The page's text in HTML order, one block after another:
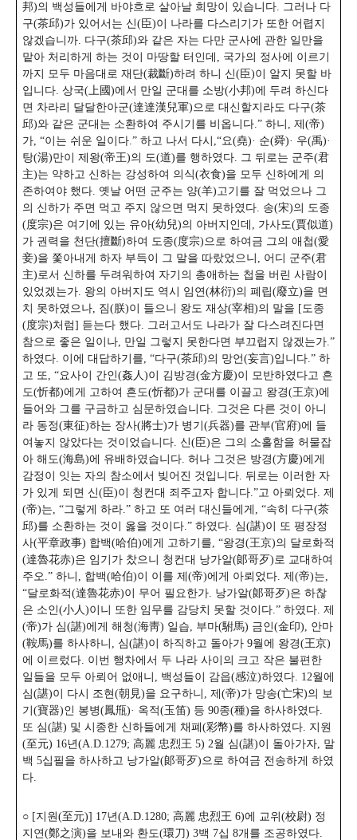
邦)의 백성들에게 바야흐로 살아날 희망이 있습니다. 그러나 다
구(茶邱)가 있어서는 신(臣)이 나라를 다스리기가 또한 어렵지
않겠습니까. 다구(茶邱)와 같은 자는 다만 군사에 관한 일만을
맡아 처리하게 하는 것이 마땅할 터인데, 국가의 정사에 이르기
까지 모두 마음대로 재단(裁斷)하려 하니 신(臣)이 알지 못할 바
입니다. 상국(上國)에서 만일 군대를 소방(小邦)에 두려 하신다
면 차라리 달달한아군(達達漢兒軍)으로 대신할지라도 다구(茶
邱)와 같은 군대는 소환하여 주시기를 비옵니다.” 하니, 제(帝)
가, “이는 쉬운 일이다.” 하고 나서 다시,“요(堯)· 순(舜)· 우(禹)·
탕(湯)만이 제왕(帝王)의 도(道)를 행하였다. 그 뒤로는 군주(君
主)는 약하고 신하는 강성하여 의식(衣食)을 모두 신하에게 의
존하여야 했다. 옛날 어떤 군주는 양(羊)고기를 잘 먹었으나 그
의 신하가 주면 먹고 주지 않으면 먹지 못하였다. 송(宋)의 도종
(度宗)은 여기에 있는 유아(幼兒)의 아버지인데, 가사도(賈似道)
가 권력을 천단(擅斷)하여 도종(度宗)으로 하여금 그의 애첩(愛
妾)을 쫓아내게 하자 부득이 그 말을 따랐었으니, 어디 군주(君
主)로서 신하를 두려워하여 자기의 총애하는 첩을 버린 사람이
있었겠는가. 왕의 아버지도 역시 임연(林衍)의 폐립(廢立)을 면
치 못하였으나, 짐(朕)이 들으니 왕도 재상(宰相)의 말을 [도종
(度宗)처럼] 듣는다 했다. 그러고서도 나라가 잘 다스려진다면
참으로 좋은 일이나, 만일 그렇지 못한다면 부끄럽지 않겠는가.”
하였다. 이에 대답하기를, “다구(茶邱)의 망언(妄言)입니다.” 하
고 또, “요사이 간인(姦人)이 김방경(金方慶)이 모반하였다고 흔
도(忻都)에게 고하여 흔도(忻都)가 군대를 이끌고 왕경(王京)에
들어와 그를 구금하고 심문하였습니다. 그것은 다른 것이 아니
라 동정(東征)하는 장사(將士)가 병기(兵器)를 관부(官府)에 들
여놓지 않았다는 것이었습니다. 신(臣)은 그의 소홀함을 허물잡
아 해도(海島)에 유배하였습니다. 허나 그것은 방경(方慶)에게
감정이 잇는 자의 참소에서 빚어진 것입니다. 뒤로는 이러한 자
가 있게 되면 신(臣)이 청컨대 죄주고자 합니다.”고 아뢰었다. 제
(帝)는, “그렇게 하라.” 하고 또 여러 대신들에게, “속히 다구(茶
邱)를 소환하는 것이 옳을 것이다.” 하였다. 심(諶)이 또 평장정
사(平章政事) 합백(哈伯)에게 고하기를, “왕경(王京)의 달로화적
(達魯花赤)은 임기가 찼으니 청컨대 낭가알(郞哥歹)로 교대하여
주오.” 하니, 합백(哈伯)이 이를 제(帝)에게 아뢰었다. 제(帝)는,
“달로화적(達魯花赤)이 무어 필요한가. 낭가알(郞哥歹)은 하찮
은 소인(小人)이니 또한 임무를 감당치 못할 것이다.” 하였다. 제
(帝)가 심(諶)에게 해청(海靑) 일습, 부마(駙馬) 금인(金印), 안마
(鞍馬)를 하사하니, 심(諶)이 하직하고 돌아가 9월에 왕경(王京)
에 이르렀다. 이번 행차에서 두 나라 사이의 크고 작은 불편한
일들을 모두 아뢰어 없애니, 백성들이 감읍(感泣)하였다. 12월에
심(諶)이 다시 조현(朝見)을 요구하니, 제(帝)가 망송(亡宋)의 보
기(寶器)인 봉병(鳳甁)· 옥적(玉笛) 등 90종(種)을 하사하였다.
또 심(諶) 및 시종한 신하들에게 채폐(彩幣)를 하사하였다. 지원
(至元) 16년(A.D.1279; 高麗 忠烈王 5) 2월 심(諶)이 돌아가자, 말
백 5십필을 하사하고 낭가알(郞哥歹)으로 하여금 전송하게 하였
다.
○ [지원(至元)] 17년(A.D.1280; 高麗 忠烈王 6)에 교위(校尉) 정
지연(鄭之演)을 보내와 환도(環刀) 3백 7십 8개를 조공하였다.